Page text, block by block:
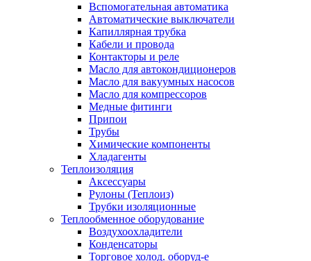
Вспомогательная автоматика
Автоматические выключатели
Капиллярная трубка
Кабели и провода
Контакторы и реле
Масло для автокондиционеров
Масло для вакуумных насосов
Масло для компрессоров
Медные фитинги
Припои
Трубы
Химические компоненты
Хладагенты
Теплоизоляция
Аксессуары
Рулоны (Теплоиз)
Трубки изоляционные
Теплообменное оборудование
Воздухоохладители
Конденсаторы
Торговое холод. оборуд-е